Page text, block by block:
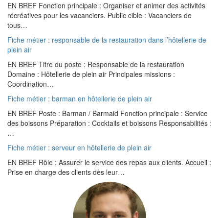
EN BREF Fonction principale : Organiser et animer des activités
récréatives pour les vacanciers. Public cible : Vacanciers de
tous…
Fiche métier : responsable de la restauration dans l’hôtellerie de
plein air
EN BREF Titre du poste : Responsable de la restauration
Domaine : Hôtellerie de plein air Principales missions :
Coordination…
Fiche métier : barman en hôtellerie de plein air
EN BREF Poste : Barman / Barmaid Fonction principale : Service
des boissons Préparation : Cocktails et boissons Responsabilités :
…
Fiche métier : serveur en hôtellerie de plein air
EN BREF Rôle : Assurer le service des repas aux clients. Accueil :
Prise en charge des clients dès leur…